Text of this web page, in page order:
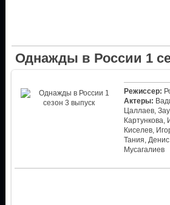
Однажды в России 1
Режиссер:
Актеры:
Цаллаев,
Картункова,
Киселев,
Тания,
Мусагалиев